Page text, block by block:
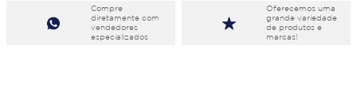
Compre
diretamente com
vendedores
especializados
Oferecemos uma
grande variedade
de produtos e
marcas!